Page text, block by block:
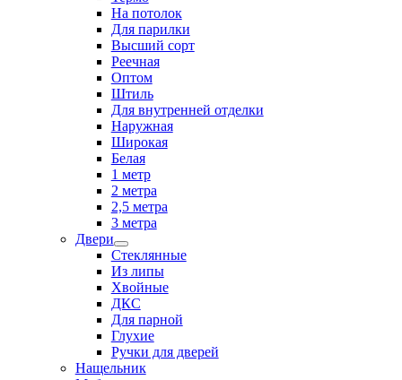
На потолок
Для парилки
Высший сорт
Реечная
Оптом
Штиль
Для внутренней отделки
Наружная
Широкая
Белая
1 метр
2 метра
2,5 метра
3 метра
Двери
Стеклянные
Из липы
Хвойные
ДКС
Для парной
Глухие
Ручки для дверей
Нащельник